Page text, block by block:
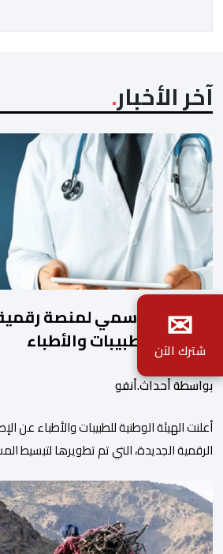
المسؤول الوحيد المباشر والمنتخب من قِبل 211
آخر الأخبار
الإطلاق الرسمي لمنصة
الوطنية للطبيبات والأطباء
بواسطة أحداث.أنفو
أعلنت الهيئة الوطنية للطبيبات والأطباء عن
الرقمية الجديدة، التي تم تطويرها لتبسيط
والمجالس الجهوية للهيئة إلى جانب الهيئة
هذه المنصة، التي تم إطلاقها في إطار
والتحول الرقمي، تشكل خطوة مهمة في […]
✉
شترك الآن